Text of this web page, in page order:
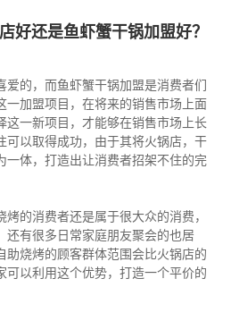
好还是鱼虾蟹干锅加盟好？
爱的，而鱼虾蟹干锅加盟是消费者们
一加盟项目，在将来的销售市场上面
这一新项目，才能够在销售市场上长
可以取得成功，由于其将火锅店，干
一体，打造出让消费者招架不住的完
的消费者还是属于很大众的消费，
还有很多日常家庭朋友聚会的也居
助烧烤的顾客群体范围会比火锅店的
可以利用这个优势，打造一个平价的